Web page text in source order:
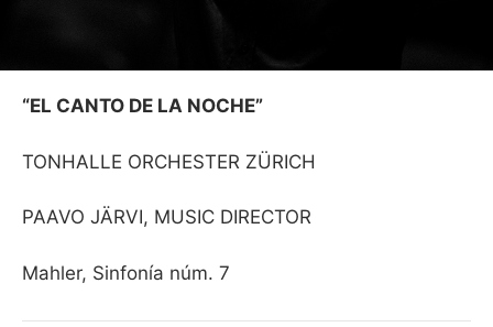
“EL CANTO DE LA NOCHE”
TONHALLE ORCHESTER ZÜRICH
PAAVO JÄRVI, MUSIC DIRECTOR
Mahler, Sinfonía núm. 7